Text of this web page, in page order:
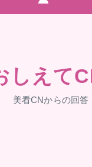
しえて
美看CNからの回答